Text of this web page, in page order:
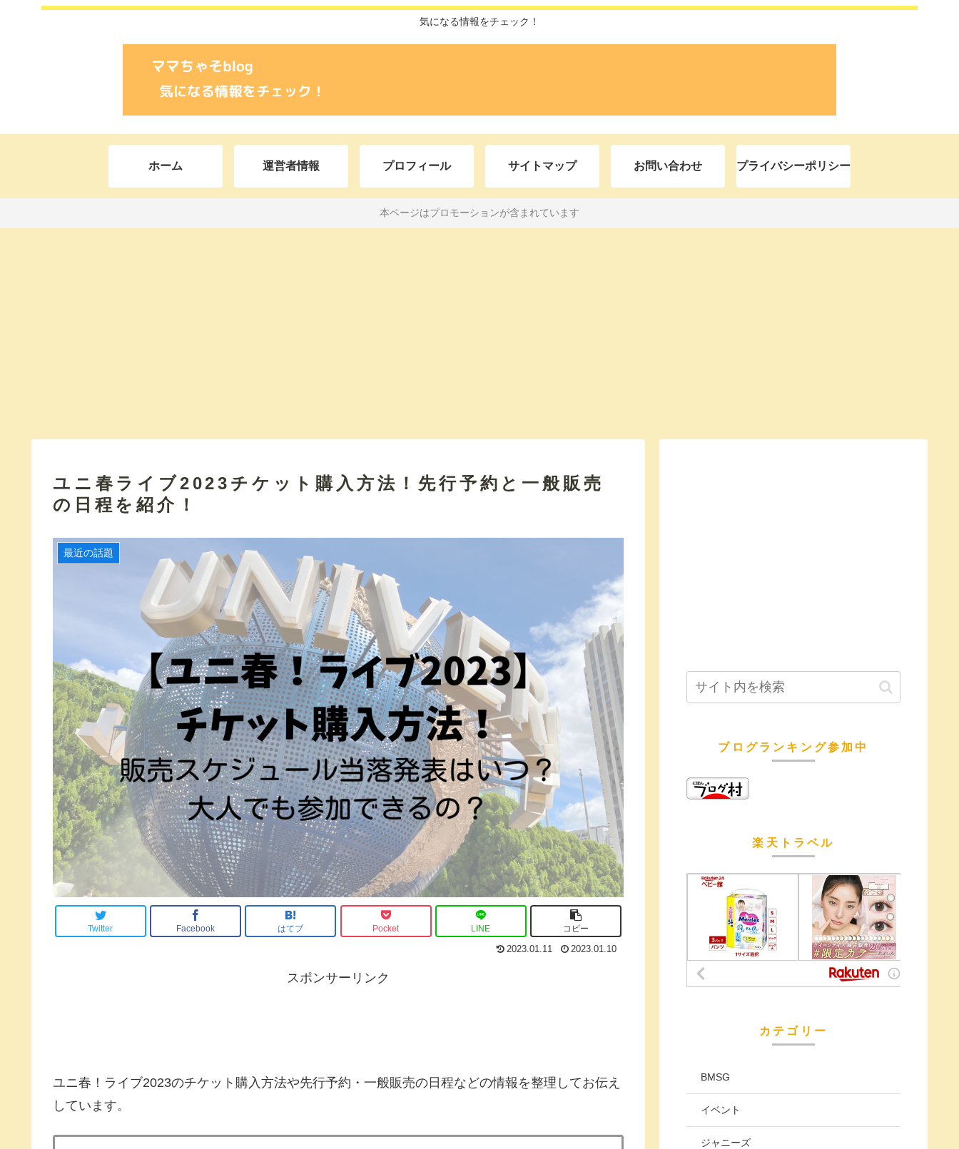
気になる情報をチェック！
ホーム 運営者情報 プロフィール サイトマップ お問い合わせ プライバシーポリシー
本ページはプロモーションが含まれています
ユニ春ライブ2023チケット購入方法！先行予約と一般販売
の日程を紹介！
最近の話題
Twitter Facebook はてブ Pocket LINE コピー
2023.01.11 2023.01.10
スポンサーリンク
ユニ春！ライブ2023のチケット購入方法や先行予約・一般販売の日程などの情報を整理してお伝え
しています。
ブログランキング参加中
楽天トラベル
カテゴリー
BMSG
イベント
ジャニーズ